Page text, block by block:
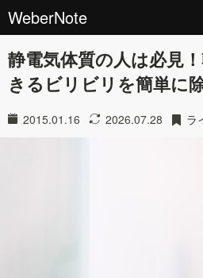
WeberNote
静電気体質の人は必見
きるビリビリを簡単に
2015.01.16 2026.07.28 ラ